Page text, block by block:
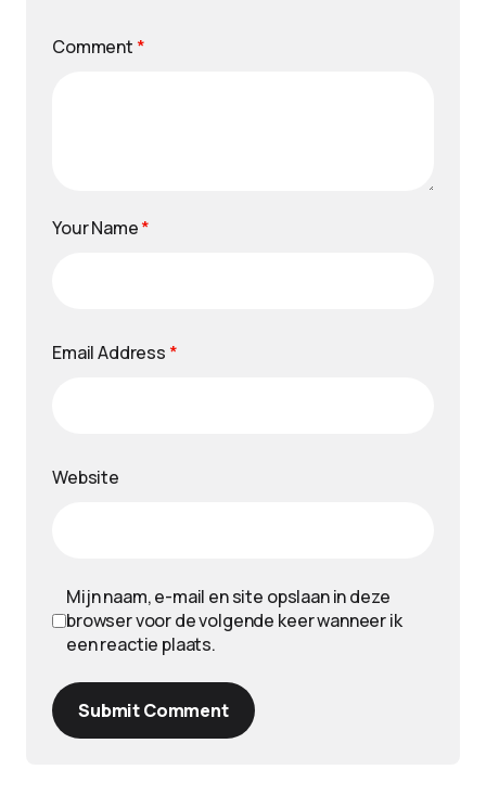
Comment *
Your Name*
Email Address *
Website
Mijn naam, e-mail en site opslaan in deze
browser voor de volgende keer wanneer ik
een reactie plaats.
Submit Comment